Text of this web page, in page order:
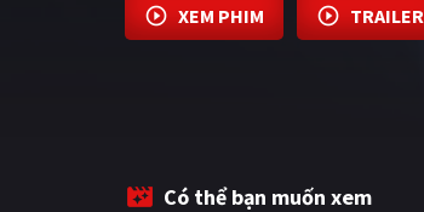
XEM PHIM TRAILER
Có thể bạn muốn xem